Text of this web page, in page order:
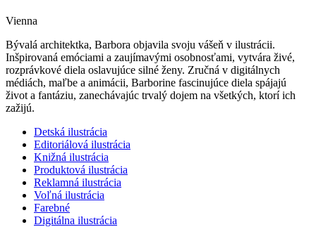
Vienna
Bývalá architektka, Barbora objavila svoju vášeň v ilustrácii.
Inšpirovaná emóciami a zaujímavými osobnosťami, vytvára živé,
rozprávkové diela oslavujúce silné ženy. Zručná v digitálnych
médiách, maľbe a animácii, Barborine fascinujúce diela spájajú
život a fantáziu, zanechávajúc trvalý dojem na všetkých, ktorí ich
zažijú.
Detská ilustrácia
Editoriálová ilustrácia
Knižná ilustrácia
Produktová ilustrácia
Reklamná ilustrácia
Voľná ilustrácia
Farebné
Digitálna ilustrácia